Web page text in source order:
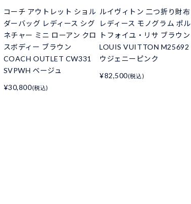
コーチ アウトレット ショル
ダーバッグ レディース シグ
ネチャー ミニ ローアン クロ
スボディー ブラウン
COACH OUTLET CW331
SVPWH ベージュ
¥30,800(税込)
ルイヴィトン 二つ折り財布
レディース モノグラム ポル
トフォイユ・リサ ブラウン
LOUIS VUITTON M25692
ウジェニーピンク
¥82,500(税込)